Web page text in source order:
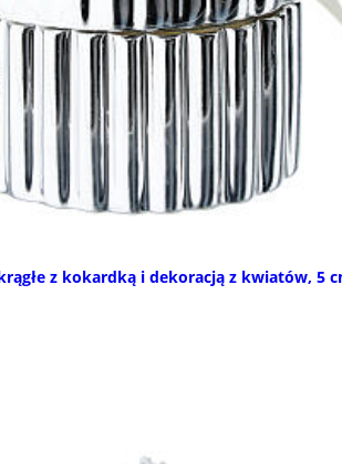
z kokardką i dekoracją z kwiatów, 5